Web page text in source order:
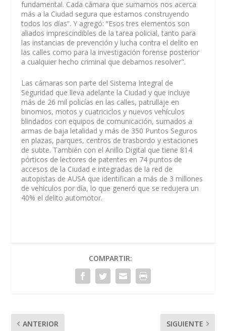
fundamental. Cada cámara que sumamos nos acerca
más a la Ciudad segura que estamos construyendo
todos los días”. Y agregó: “Esos tres elementos son
aliados imprescindibles de la tarea policial, tanto para
las instancias de prevención y lucha contra el delito en
las calles como para la investigación forense posterior
a cualquier hecho criminal que debamos resolver".
Las cámaras son parte del Sistema Integral de
Seguridad que lleva adelante la Ciudad y que incluye
más de 26 mil policías en las calles, patrullaje en
binomios, motos y cuatriciclos y nuevos vehículos
blindados con equipos de comunicación, sumados a
armas de baja letalidad y más de 350 Puntos Seguros
en plazas, parques, centros de trasbordo y estaciones
de subte. También con el Anillo Digital que tiene 814
pórticos de lectores de patentes en 74 puntos de
accesos de la Ciudad e integradas de la red de
autopistas de AUSA que identifican a más de 3 millones
de vehículos por día, lo que generó que se redujera un
40% el delito automotor.
COMPARTIR:
ANTERIOR SIGUIENTE